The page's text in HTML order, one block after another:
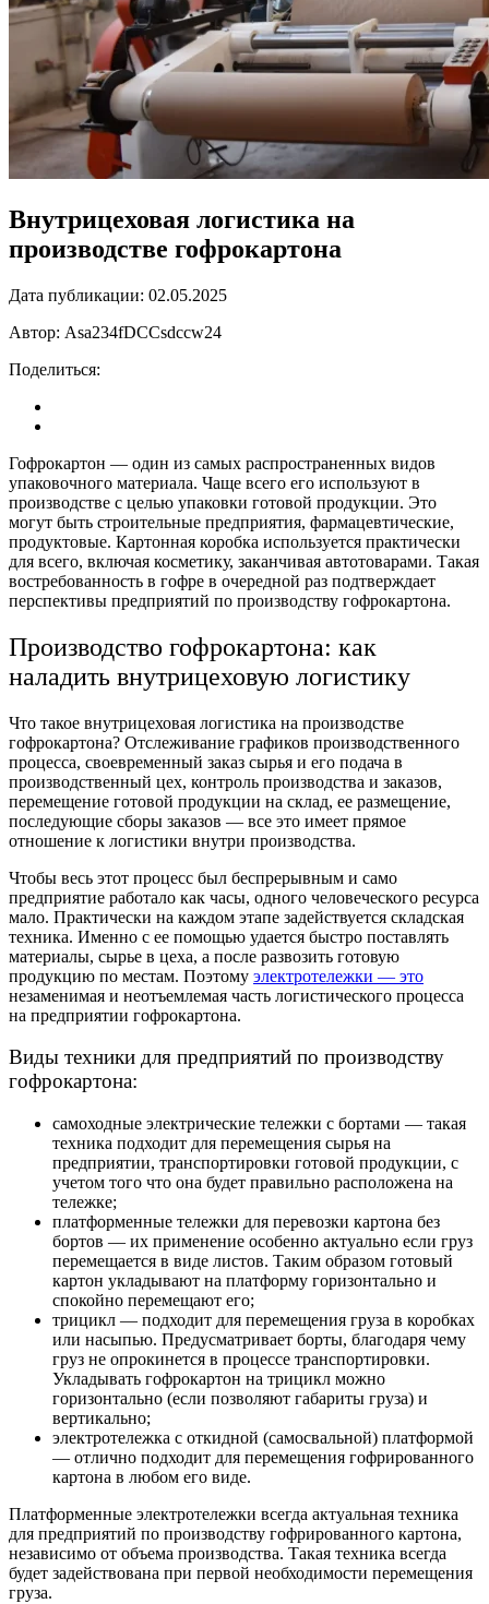
Внутрицеховая логистика на
производстве гофрокартона
Дата публикации: 02.05.2025
Автор: Asa234fDCCsdccw24
Поделиться:
Гофрокартон — один из самых распространенных видов
упаковочного материала. Чаще всего его используют в
производстве с целью упаковки готовой продукции. Это
могут быть строительные предприятия, фармацевтические,
продуктовые. Картонная коробка используется практически
для всего, включая косметику, заканчивая автотоварами. Такая
востребованность в гофре в очередной раз подтверждает
перспективы предприятий по производству гофрокартона.
Производство гофрокартона: как
наладить внутрицеховую логистику
Что такое внутрицеховая логистика на производстве
гофрокартона? Отслеживание графиков производственного
процесса, своевременный заказ сырья и его подача в
производственный цех, контроль производства и заказов,
перемещение готовой продукции на склад, ее размещение,
последующие сборы заказов — все это имеет прямое
отношение к логистики внутри производства.
Чтобы весь этот процесс был беспрерывным и само
предприятие работало как часы, одного человеческого ресурса
мало. Практически на каждом этапе задействуется складская
техника. Именно с ее помощью удается быстро поставлять
материалы, сырье в цеха, а после развозить готовую
продукцию по местам. Поэтому электротележки — это
незаменимая и неотъемлемая часть логистического процесса
на предприятии гофрокартона.
Виды техники для предприятий по производству
гофрокартона:
самоходные электрические тележки с бортами — такая
техника подходит для перемещения сырья на
предприятии, транспортировки готовой продукции, с
учетом того что она будет правильно расположена на
тележке;
платформенные тележки для перевозки картона без
бортов — их применение особенно актуально если груз
перемещается в виде листов. Таким образом готовый
картон укладывают на платформу горизонтально и
спокойно перемещают его;
трицикл — подходит для перемещения груза в коробках
или насыпью. Предусматривает борты, благодаря чему
груз не опрокинется в процессе транспортировки.
Укладывать гофрокартон на трицикл можно
горизонтально (если позволяют габариты груза) и
вертикально;
электротележка с откидной (самосвальной) платформой
— отлично подходит для перемещения гофрированного
картона в любом его виде.
Платформенные электротележки всегда актуальная техника
для предприятий по производству гофрированного картона,
независимо от объема производства. Такая техника всегда
будет задействована при первой необходимости перемещения
груза.